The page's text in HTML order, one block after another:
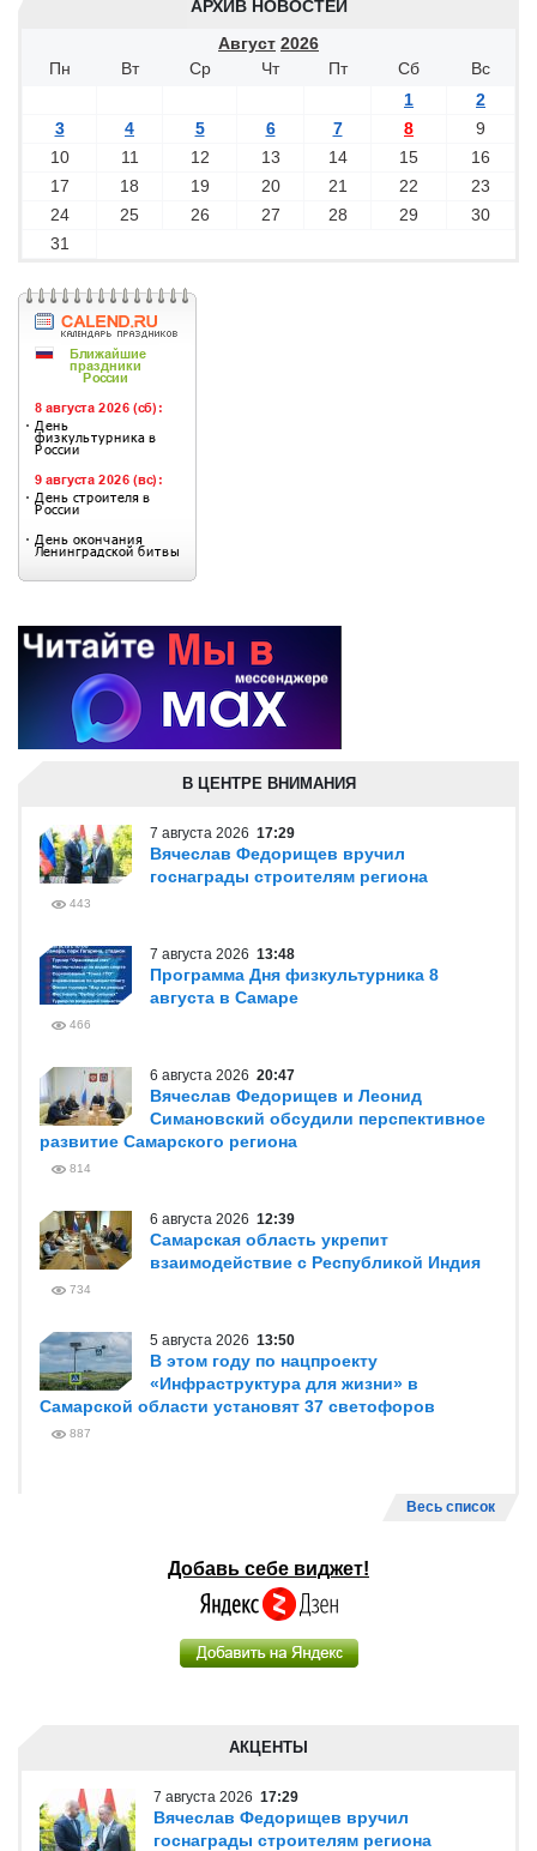
АРХИВ НОВОСТЕЙ
Август 2026
Пн
Вт Ср Чт Пт Сб
Вс
1
2
3
4 5 6 7 8
9
10
11 12 13 14 15
16
17
18 19 20 21 22
23
24
25 26 27 28 29
30
31
В ЦЕНТРЕ ВНИМАНИЯ
7 августа 2026 17:29
Вячеслав Федорищев вручил
госнаграды строителям региона
443
7 августа 2026 13:48
Программа Дня физкультурника 8
августа в Самаре
466
6 августа 2026 20:47
Вячеслав Федорищев и Леонид
Симановский обсудили перспективное
развитие Самарского региона
814
6 августа 2026 12:39
Самарская область укрепит
взаимодействие с Республикой Индия
734
5 августа 2026 13:50
В этом году по нацпроекту
«Инфраструктура для жизни» в
Самарской области установят 37 светофоров
887
Весь список
Добавь себе виджет!
АКЦЕНТЫ
7 августа 2026 17:29
Вячеслав Федорищев вручил
госнаграды строителям региона